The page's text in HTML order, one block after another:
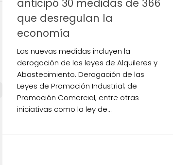
anticipó 30 medidas de 366
que desregulan la
economía
Las nuevas medidas incluyen la
derogación de las leyes de Alquileres y
Abastecimiento. Derogación de las
Leyes de Promoción Industrial; de
Promoción Comercial, entre otras
iniciativas como la ley de...